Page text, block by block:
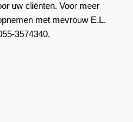
uw cliënten. Voor meer
met mevrouw E.L.
3574340.